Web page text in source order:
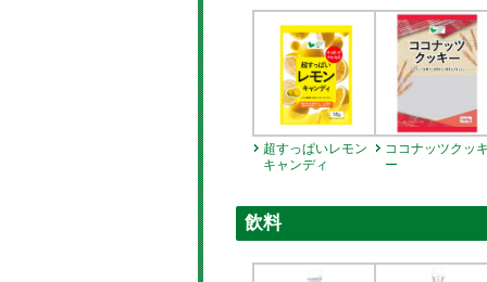
超すっぱいレモン
キャンディ
ココナッツクッキ
ー
飲料